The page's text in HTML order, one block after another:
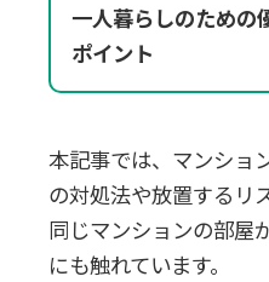
一人暮らしのための
ポイント
本記事では、マンショ
の対処法や放置するリ
同じマンションの部屋
にも触れています。